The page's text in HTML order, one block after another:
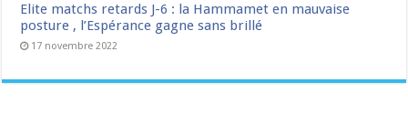
Elite matchs retards J-6 : la Hammamet en mauvaise
posture , l’Espérance gagne sans brillé
17 novembre 2022